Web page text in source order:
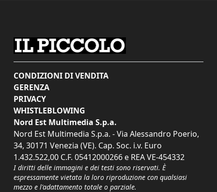
CONDIZIONI DI VENDITA
GERENZA
PRIVACY
WHISTLEBLOWING
Nord Est Multimedia S.p.a.
Nord Est Multimedia S.p.a. - Via Alessandro Poerio,
34, 30171 Venezia (VE). Cap. Soc. i.v. Euro
1.432.522,00 C.F. 05412000266 e REA VE-454332
I diritti delle immagini e dei testi sono riservati. È
espressamente vietata la loro riproduzione con qualsiasi
mezzo e l'adattamento totale o parziale.